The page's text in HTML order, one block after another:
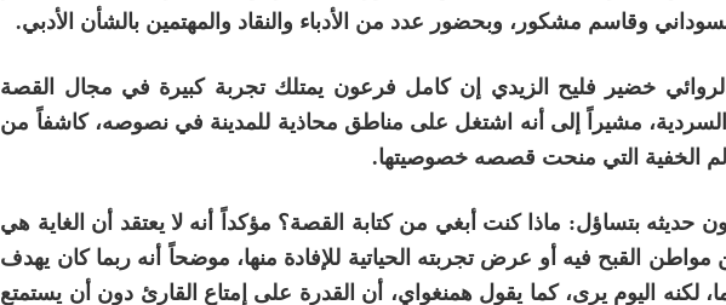
وقاسم مشكور، وبحضور عدد من الأدباء والنقاد والمهتمين بالشأن الأدبي.
خضير فليح الزيدي إن كامل فرعون يمتلك تجربة كبيرة في مجال القصة
السردية، مشيراً إلى أنه اشتغل على مناطق محاذية للمدينة في نصوصه، كاشفاً من
الخفية التي منحت قصصه خصوصيتها.
حديثه بتساؤل: ماذا كنت أبغي من كتابة القصة؟ مؤكداً أنه لا يعتقد أن الغاية هي
مواطن القبح فيه أو عرض تجربته الحياتية للإفادة منها، موضحاً أنه ربما كان يهدف
لكنه اليوم يرى، كما يقول همنغواي، أن القدرة على إمتاع القارئ دون أن يستمتع